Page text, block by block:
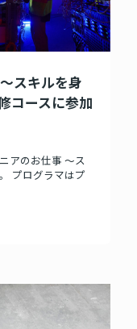
スキルを身
コースに参加
アのお仕事 ～ス
プログラマはプ